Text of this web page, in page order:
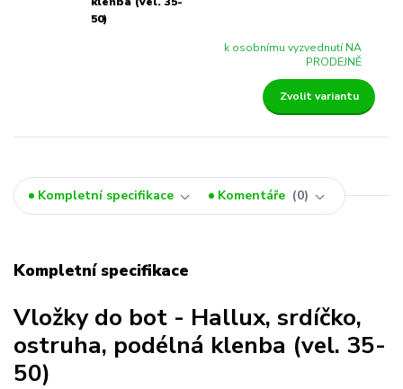
50)
k osobnímu vyzvednutí NA
PRODEJNĚ
Zvolit variantu
Kompletní specifikace Komentáře 0
Kompletní specifikace
Vložky do bot - Hallux, srdíčko,
ostruha, podélná klenba (vel. 35-
50)